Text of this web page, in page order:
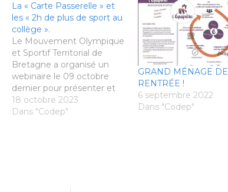
La « Carte Passerelle » et
les « 2h de plus de sport au
collège ».
Le Mouvement Olympique
et Sportif Territorial de
Bretagne a organisé un
webinaire le 09 octobre
dernier pour présenter et
déployer 2 dispositifs sur le
territoire breton : La « Carte
18 octobre 2023
Dans "Codep"
GRAND MÉNAGE DE
RENTRÉE !
6 septembre 2022
Dans "Codep"